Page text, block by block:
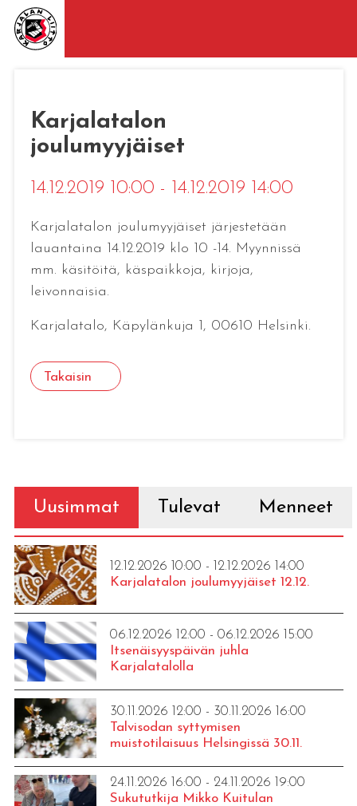
Karjalatalon
joulumyyjäiset
14.12.2019 10:00 - 14.12.2019 14:00
Karjalatalon joulumyyjäiset järjestetään
lauantaina 14.12.2019 klo 10 -14. Myynnissä
mm. käsitöitä, käspaikkoja, kirjoja,
leivonnaisia.
Karjalatalo, Käpylänkuja 1, 00610 Helsinki.
Takaisin
Uusimmat Tulevat Menneet
12.12.2026 10:00 - 12.12.2026 14:00
Karjalatalon joulumyyjäiset 12.12.
06.12.2026 12:00 - 06.12.2026 15:00
Itsenäisyyspäivän juhla
Karjalatalolla
30.11.2026 12:00 - 30.11.2026 16:00
Talvisodan syttymisen
muistotilaisuus Helsingissä 30.11.
24.11.2026 16:00 - 24.11.2026 19:00
Sukututkija Mikko Kuitulan